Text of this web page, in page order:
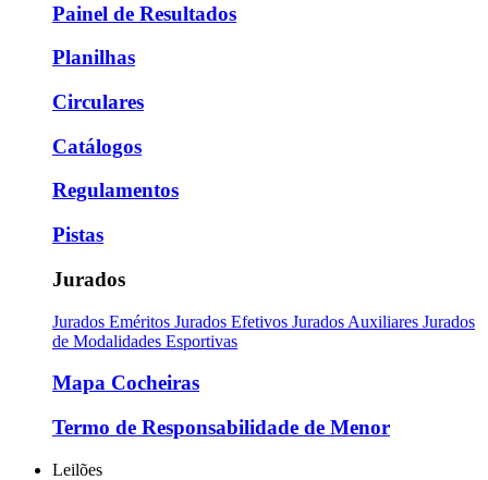
Painel de Resultados
Planilhas
Circulares
Catálogos
Regulamentos
Pistas
Jurados
Jurados Eméritos Jurados Efetivos Jurados Auxiliares Jurados
de Modalidades Esportivas
Mapa Cocheiras
Termo de Responsabilidade de Menor
Leilões